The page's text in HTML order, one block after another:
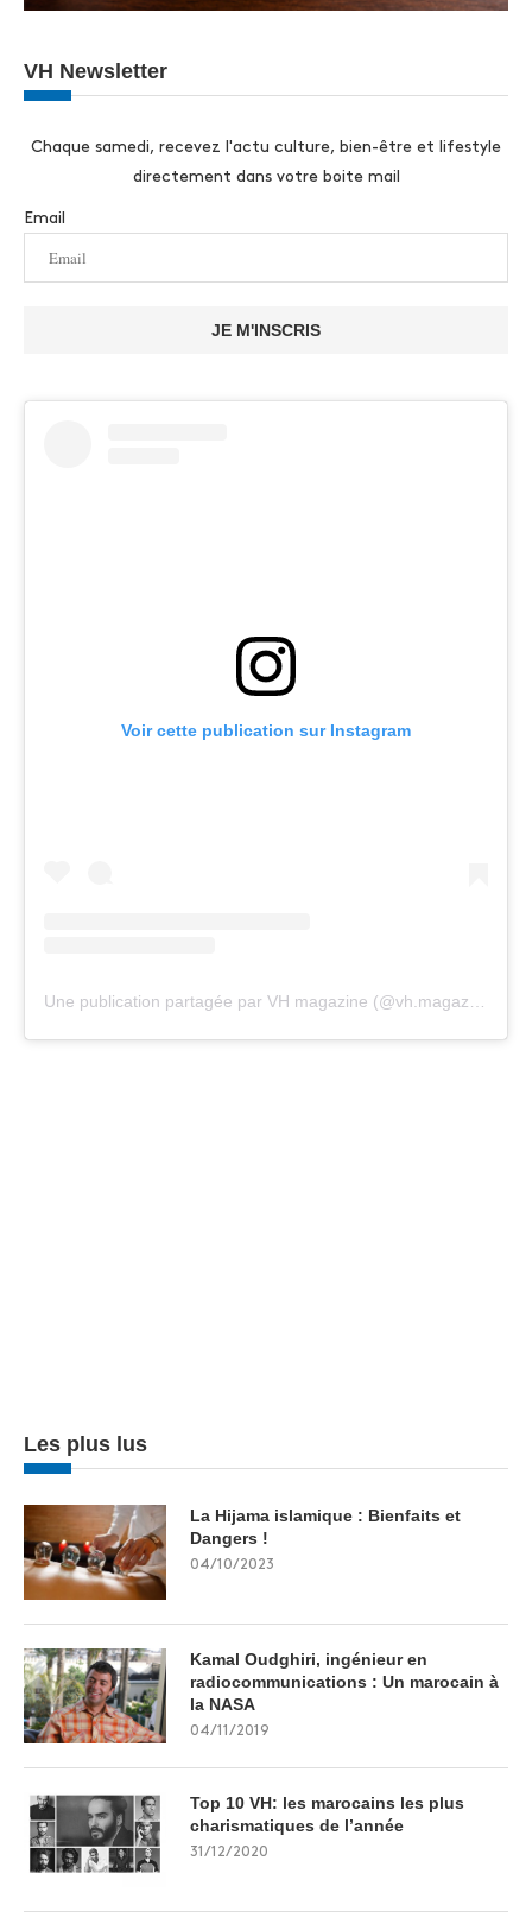
VH Newsletter
Chaque samedi, recevez l'actu culture, bien-être et lifestyle
directement dans votre boite mail
Email
JE M'INSCRIS
Voir cette publication sur Instagram
Une publication partagée par VH magazine (@vh.magazine)
Les plus lus
La Hijama islamique : Bienfaits et
Dangers !
04/10/2023
Kamal Oudghiri, ingénieur en
radiocommunications : Un marocain à
la NASA
04/11/2019
Top 10 VH: les marocains les plus
charismatiques de l’année
31/12/2020